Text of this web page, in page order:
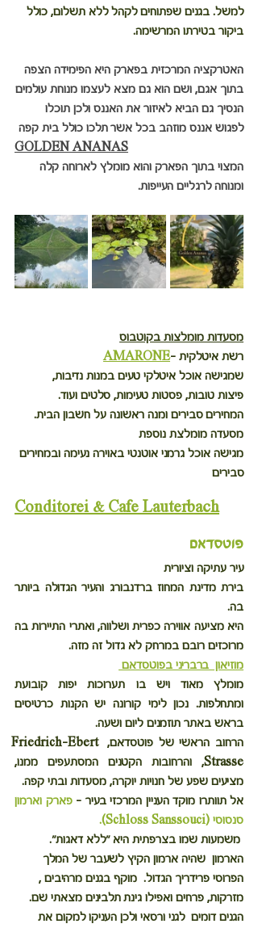
למשל. בגנים שפתוחים לקהל ללא תשלום, כולל
ביקור בטירתו המרשימה.
האטרקציה המרכזית בפארק היא הפימידה הצפה
בתוך אגם, ושם הוא גם מצא לעצמו מנוחת עולמים
הנסיך גם הביא לאיזור את האננס ולכן תוכלו
לפגוש אננס מוזהב בכל אשר תלכו כולל בית קפה
GOLDEN ANANAS
המצוי בתוך הפארק והוא מומלץ לארוחה קלה
ומנוחה לרגליים העייפות.
מסעדות מומלצות בקוטבוס
רשת איטלקית -AMARONE
שמגישה אוכל איטלקי טעים במנות נדיבות,
פיצות טובות, פסטות טעימות, סלטים ועוד.
המחירים סבירים ומנה ראשונה על חשבון הבית.
מסעדה מומלצת נוספת
מגישה אוכל גרמני אוטנטי באוירה נעימה ובמחירים
סבירים
Conditorei & Cafe Lauterbach
פוטסדאם
עיר עתיקה וציורית
בה.
מרוכזים רובם במרחק לא גדול זה מזה.
מוזיאון  ברבריני בפוטסדאם
בראש באתר תוזמנים ליום ושעה.
הרחוב הראשי של פוטסדאם, Friedrich-Ebert
מציעים שפע של חנויות יוקרה, מסעדות ובתי קפה.
אל תוותרו מוקד העניין המרכזי בעיר –
סנסוסי (Schloss Sanssouci).
הארמון  שהיה ארמון הקיץ לשעבר של המלך
הפרוסי פרידריך הגדול.  מוקף בגנים מרהיבים ,
מזרקות, פרחים ואפילו גינת תלבינים מצאתי שם.
הגנים דומים  לגני ורסאי ולכן העניקו למקום את